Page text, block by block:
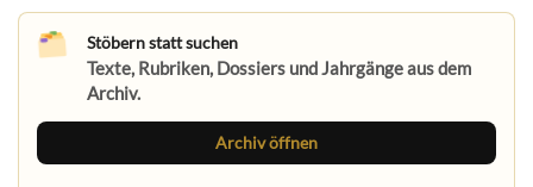
Stöbern statt suchen
Texte, Rubriken, Dossiers und Jahrgänge aus dem
Archiv.
Archiv öffnen